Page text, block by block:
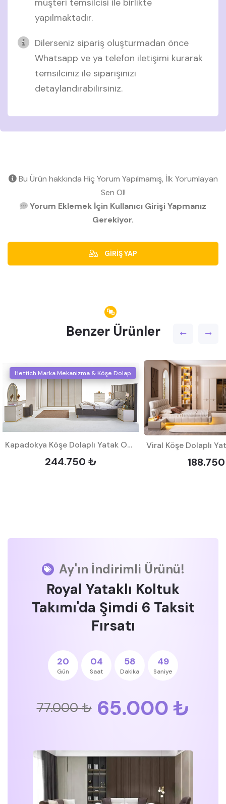
yapılmaktadır.
Dilerseniz sipariş oluşturmadan önce
Whatsapp ve ya telefon iletişimi kurarak
temsilciniz ile siparişinizi
detaylandırabilirsiniz.
Bu Ürün hakkında Hiç Yorum Yapılmamış, İlk Yorumlayan
Sen Ol!
Yorum Eklemek İçin Kullanıcı Girişi Yapmanız
Gerekiyor.
GİRİŞ YAP
Benzer Ürünler
Hettich Marka Mekanizma & Köşe Dolap
Kapadokya Köşe Dolaplı Yatak Odası Takımı
244.750 ₺
Ay'ın İndirimli Ürünü!
Royal Yataklı Koltuk
Takımı'da Şimdi 6 Taksit
Fırsatı
20
Gün
04
Saat
58
Dakika
49
Saniye
77.000 ₺ 65.000 ₺